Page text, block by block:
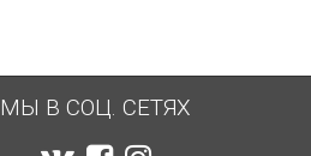
МЫ В СОЦ. СЕТЯХ